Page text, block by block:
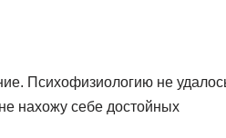
Психофизиологию не
нахожу себе достойных